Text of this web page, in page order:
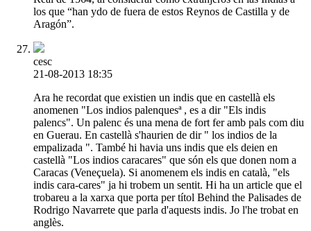
los que “han ydo de fuera de estos Reynos de Castilla y de
Aragón”.
cesc
21-08-2013 18:35
Ara he recordat que existien un indis que en castellà els
anomenen "Los indios palenquesª , es a dir "Els indis
palencs". Un palenc és una mena de fort fer amb pals com diu
en Guerau. En castellà s'haurien de dir " los indios de la
empalizada ". També hi havia uns indis que els deien en
castellà "Los indios caracares" que són els que donen nom a
Caracas (Veneçuela). Si anomenem els indis en català, "els
indis cara-cares" ja hi trobem un sentit. Hi ha un article que el
trobareu a la xarxa que porta per títol Behind the Palisades de
Rodrigo Navarrete que parla d'aquests indis. Jo l'he trobat en
anglès.